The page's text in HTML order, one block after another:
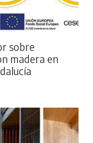
sobre
madera en